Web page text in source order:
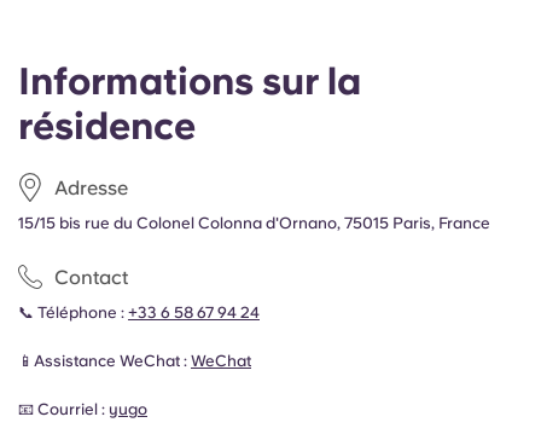
Informations sur la
résidence
Adresse
15/15 bis rue du Colonel Colonna d'Ornano, 75015 Paris, France
Contact
📞 Téléphone : +33 6 58 67 94 24
📱Assistance WeChat : WeChat
📧 Courriel : yugo